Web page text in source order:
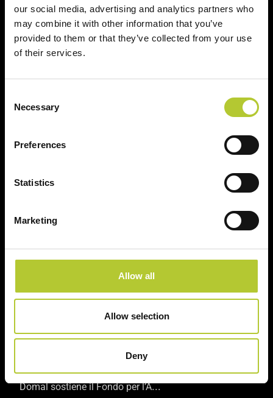
our social media, advertising and analytics partners who
may combine it with other information that you’ve
provided to them or that they’ve collected from your use
of their services.
Selection
Necessary
Preferences
Statistics
Marketing
Allow all
Allow selection
Deny
Prodotti
Finestre
Porte
Il tuo progetto
Configura il tuo progetto online
Trova il tuo Maestro Serramentista Domal
Consulta le nostre brochure
Domal sostiene il Fondo per l’Ambiente Italiano anche per le Giornate FAI di Primavera 2024